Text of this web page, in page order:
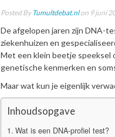
Posted By Tumultdebat.nlon 9 juni
De afgelopen jaren zijn DNA-
ziekenhuizen en
Met een klein beetje speeksel
genetische kenmerken en
Maar wat kun je eigenlijk
Inhoudsopgave
Wat is een DNA-profiel test?